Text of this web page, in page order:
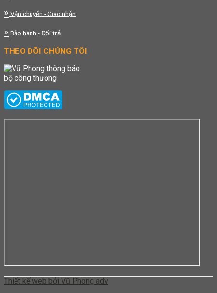
» Vận chuyển - Giao nhận
» Bảo hành - Đổi trả
THEO DÕI CHÚNG TÔI
Thiết kế web bởi Vũ Phong adv